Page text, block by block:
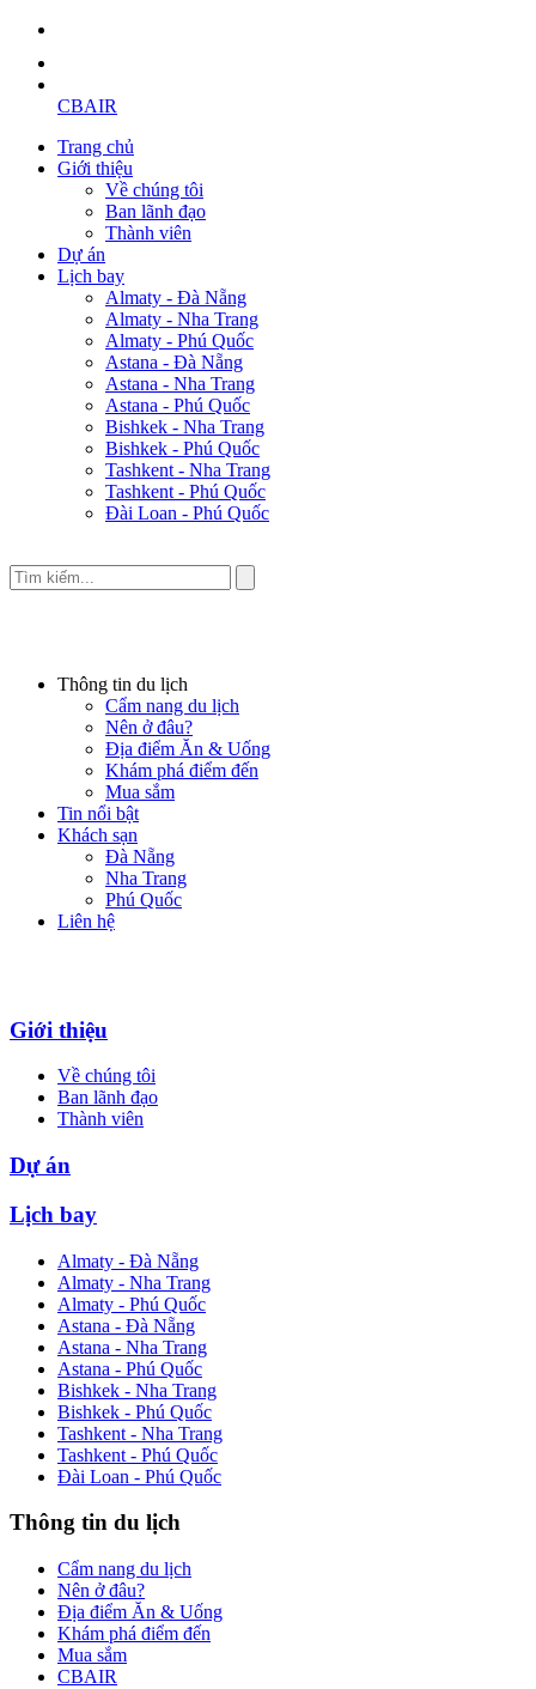
CBAIR
Trang chủ
Giới thiệu
Về chúng tôi
Ban lãnh đạo
Thành viên
Dự án
Lịch bay
Almaty - Đà Nẵng
Almaty - Nha Trang
Almaty - Phú Quốc
Astana - Đà Nẵng
Astana - Nha Trang
Astana - Phú Quốc
Bishkek - Nha Trang
Bishkek - Phú Quốc
Tashkent - Nha Trang
Tashkent - Phú Quốc
Đài Loan - Phú Quốc
Thông tin du lịch
Cẩm nang du lịch
Nên ở đâu?
Địa điểm Ăn & Uống
Khám phá điểm đến
Mua sắm
Tin nổi bật
Khách sạn
Đà Nẵng
Nha Trang
Phú Quốc
Liên hệ
Giới thiệu
Về chúng tôi
Ban lãnh đạo
Thành viên
Dự án
Lịch bay
Almaty - Đà Nẵng
Almaty - Nha Trang
Almaty - Phú Quốc
Astana - Đà Nẵng
Astana - Nha Trang
Astana - Phú Quốc
Bishkek - Nha Trang
Bishkek - Phú Quốc
Tashkent - Nha Trang
Tashkent - Phú Quốc
Đài Loan - Phú Quốc
Thông tin du lịch
Cẩm nang du lịch
Nên ở đâu?
Địa điểm Ăn & Uống
Khám phá điểm đến
Mua sắm
CBAIR